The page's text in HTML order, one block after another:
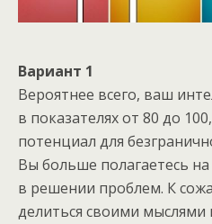
Вариант 1
Вероятнее всего, ваш
в показателях от 80 до
потенциал для
Вы больше полагаетесь
в решении проблем. К
делиться своими